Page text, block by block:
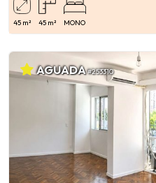
45 m² 45 m² MONO
AGUADA#253310